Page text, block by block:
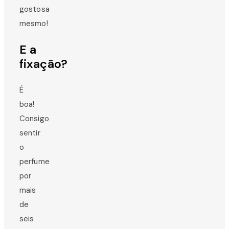
gostosa
mesmo!
E a
fixação?
É
boa!
Consigo
sentir
o
perfume
por
mais
de
seis